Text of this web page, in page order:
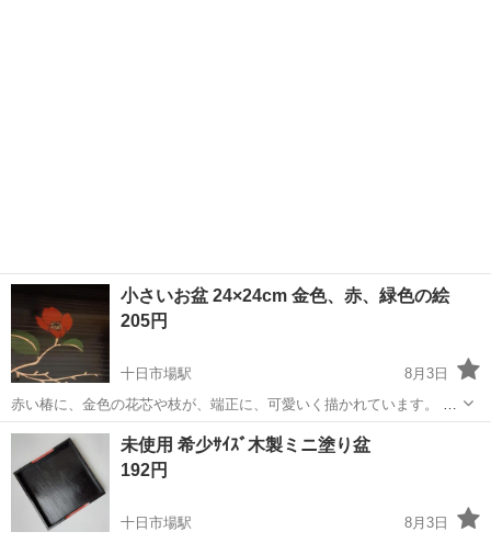
小さいお盆 24×24cm 金色、赤、緑色の絵
205円
十日市場駅
8月3日
赤い椿に、金色の花芯や枝が、端正に、可愛いく描かれています。 白
っぽく見える部分は、光の反射の性です。本当は、黒です。 軽くて、
裏は木目が塗りの下に見えますので、ブラスチックではないと思いま
すが、実物をよくご覧になって納得さ...
神奈川 横浜市 十日市場駅 食器 お盆
未使用 希少ｻｲｽﾞ木製ミニ塗り盆
192円
十日市場駅
8月3日